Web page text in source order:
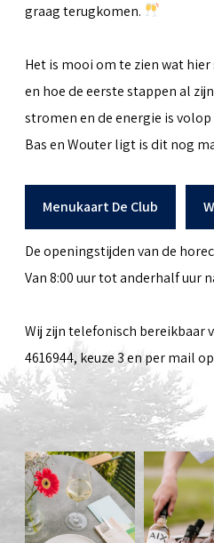
graag terugkomen.
Het is mooi om te zien wat
en hoe de eerste stappen al
stromen en de energie is volop
Bas en Wouter ligt is dit nog
Menukaart De Club
De openingstijden van de
Van 8:00 uur tot anderhalf uur
Wij zijn telefonisch bereikbaar
4616944, keuze 3 en per mail op